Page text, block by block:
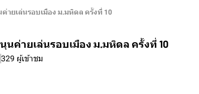
ายเล่นรอบเมือง ม.มหิดล ครั้งที่ 10
ค่ายเล่นรอบเมือง ม.มหิดล ครั้งที่ 10
329 ผู้เข้าชม